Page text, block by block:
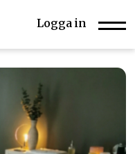
Logga in